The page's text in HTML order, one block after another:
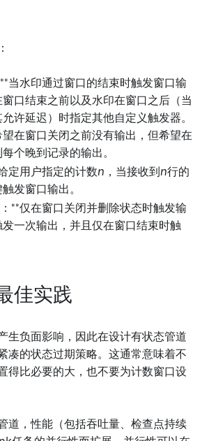
当水印通过窗口的结束时触发窗口输
口结束之前以及水印在窗口之后（当
许延迟）时指定其他自定义触发器。
在窗口关闭之前没有输出，但希望在
个晚到记录的输出。
定用户指定的计数n ，当接收到 n行的
发窗口输出。
**仅在窗口关闭并删除状态时触发输
一次输出，并且仅在窗口结束时触
佳实践
生负面影响，因此在设计有状态管道
凑的状态过期策略。这通常意味着不
得比必要的大，也不要为计数窗口设
道，性能（包括吞吐量、检查点持续